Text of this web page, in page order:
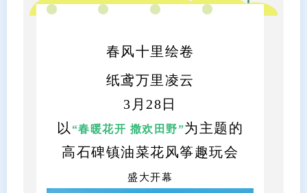
春风十里绘卷
纸鸢万里凌云
3月28日
以 “春暖花开 撒欢田野”为主题的
高石碑镇油菜花风筝趣玩会
盛大开幕